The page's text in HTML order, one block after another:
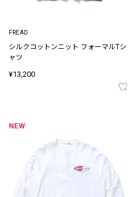
FREAD
シルクコットンニット フォーマルTシ
ャツ
¥13,200
NEW